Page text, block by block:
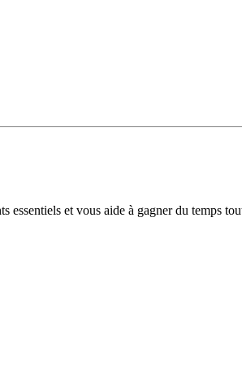
et vous aide à gagner du temps